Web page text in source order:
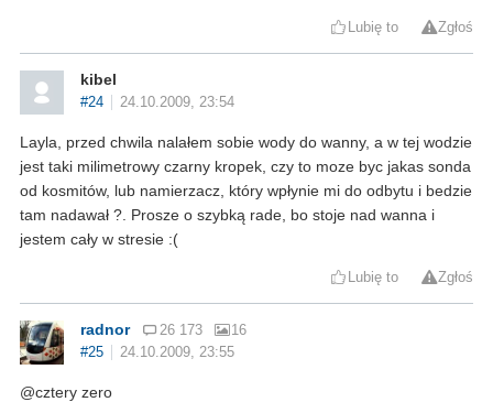
Lubię to Zgłoś
kibel
#24 24.10.2009, 23:54
Layla, przed chwila nalałem sobie wody do wanny, a w tej wodzie
jest taki milimetrowy czarny kropek, czy to moze byc jakas sonda
od kosmitów, lub namierzacz, który wpłynie mi do odbytu i bedzie
tam nadawał ?. Prosze o szybką rade, bo stoje nad wanna i
jestem cały w stresie :(
Lubię to Zgłoś
radnor 26 173
16
#25
24.10.2009, 23:55
@cztery zero